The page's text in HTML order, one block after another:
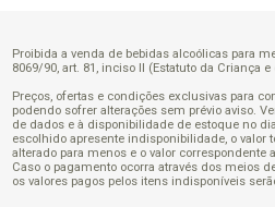
Proibida a venda de bebidas alcoólicas para
8069/90, art. 81, inciso II (Estatuto da Criança
Preços, ofertas e condições exclusivas para
podendo sofrer alterações sem prévio aviso.
de dados e à disponibilidade de estoque no
escolhido apresente indisponibilidade, o valor
alterado para menos e o valor correspondente
Caso o pagamento ocorra através dos meios
os valores pagos pelos itens indisponíveis